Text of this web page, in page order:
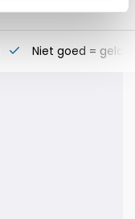
Niet goed = geld